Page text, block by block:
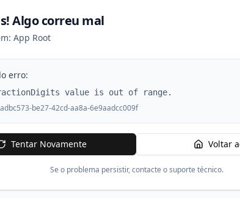
Algo correu mal
App Root
erro:
value is out of range.
be27-42cd-aa8a-6e9aadcc009f
Tentar Novamente Voltar
Se o problema persistir, contacte o suporte técnico.